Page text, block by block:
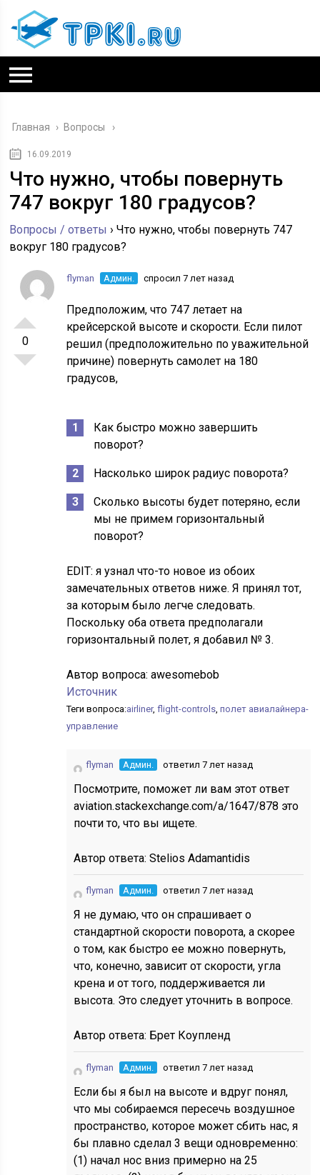
Главная › Вопросы
16.09.2019
Что нужно, чтобы повернуть
747 вокруг 180 градусов?
Вопросы / ответы ›Что нужно, чтобы повернуть 747
вокруг 180 градусов?
0
flyman Админ. спросил 7 лет назад
Предположим, что 747 летает на
крейсерской высоте и скорости. Если пилот
решил (предположительно по уважительной
причине) повернуть самолет на 180
градусов,
Как быстро можно завершить
поворот?
Насколько широк радиус поворота?
Сколько высоты будет потеряно, если
мы не примем горизонтальный
поворот?
EDIT: я узнал что-то новое из обоих
замечательных ответов ниже. Я принял тот,
за которым было легче следовать.
Поскольку оба ответа предполагали
горизонтальный полет, я добавил № 3.
Автор вопроса:awesomebob
Источник
Теги вопроса:airliner,flight-controls,полет авиалайнера-
управление
flyman Админ. ответил 7 лет назад
Посмотрите, поможет ли вам этот ответ
aviation.stackexchange.com/a/1647/878 это
почти то, что вы ищете.
Автор ответа:Stelios Adamantidis
flyman Админ. ответил 7 лет назад
Я не думаю, что он спрашивает о
стандартной скорости поворота, а скорее
о том, как быстро ее можно повернуть,
что, конечно, зависит от скорости, угла
крена и от того, поддерживается ли
высота. Это следует уточнить в вопросе.
Автор ответа: Брет Коупленд
flyman Админ. ответил 7 лет назад
Если бы я был на высоте и вдруг понял,
что мы собираемся пересечь воздушное
пространство, которое может сбить нас, я
бы плавно сделал 3 вещи одновременно:
(1) начал нос вниз примерно на 25